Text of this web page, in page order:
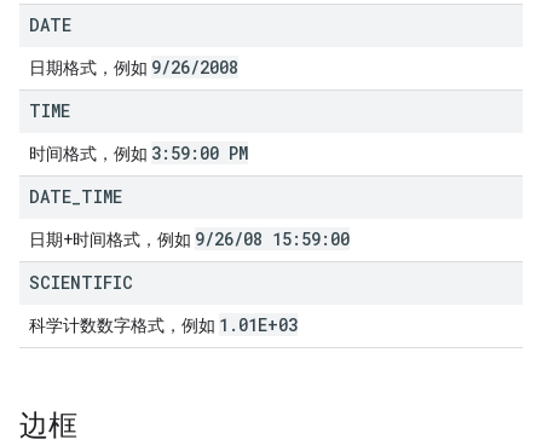
DATE
日期格式，例如 9/26/2008
TIME
时间格式，例如 3:59:00 PM
DATE TIME
日期+时间格式，例如 9/26/08 15:59:00
SCIENTIFIC
科学计数数字格式，例如 1 . 01E+03
边框